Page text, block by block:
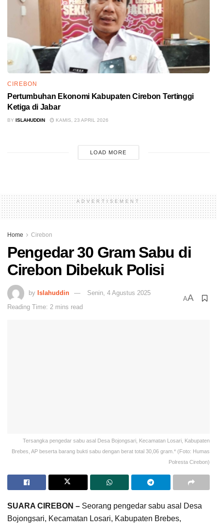
CIREBON
Pertumbuhan Ekonomi Kabupaten Cirebon Tertinggi
Ketiga di Jabar
BY ISLAHUDDIN KAMIS, 23 APRIL 2026
LOAD MORE
ADVERTISEMENT
Home Cirebon
Pengedar 30 Gram Sabu di
Cirebon Dibekuk Polisi
by Islahuddin
Senin, 4 Agustus 2025
Reading Time: 2 mins read
AA
Tersangka pengedar sabu asal Desa Bojongsari, Kecamatan Losari, Kabupaten
Brebes, AP beserta barang bukti sabu dengan berat total 30,06 gram.* (Foto: Humas
Polresta Cirebon)
SUARA CIREBON – Seorang pengedar sabu asal Desa
Bojongsari, Kecamatan Losari, Kabupaten Brebes,